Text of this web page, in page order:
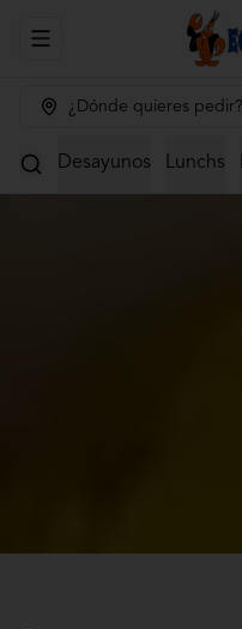
Abrir menu de navegación
¿Dónde quieres pedir?
Desayunos Lunchs